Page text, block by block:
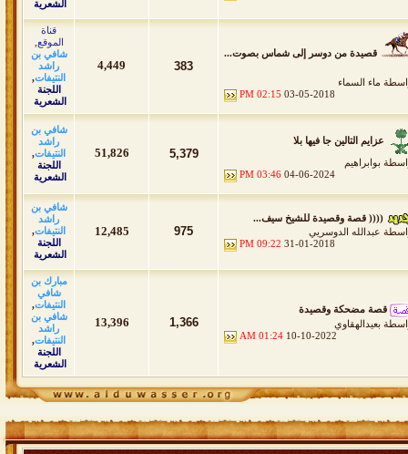
الشعرية
قصيدة من دوسر إلى شماس بصوت...
ماء السماء
03-05-2018
02:15 PM
383
4,449
قناة
الموقع
شافي بن
راشد
النتيفات,
اللجنة
الشعرية
عزايم التالين جا فيها بلا
بوابراهيم
04-06-2024
03:46 PM
5,379
51,826
شافي بن
راشد
النتيفات,
اللجنة
الشعرية
(((( قصة وقصيدة للشيخ سيف...
عبدالله الدوسريي
31-01-2018
09:22 PM
975
12,485
شافي بن
راشد
النتيفات,
اللجنة
الشعرية
قصة مضحكة وقصيدة
بعيدالهقاوي
10-10-2022
01:24 AM
1,366
13,396
مبارك بن
شافي
النتيفات,
شافي بن
راشد
النتيفات,
اللجنة
الشعرية